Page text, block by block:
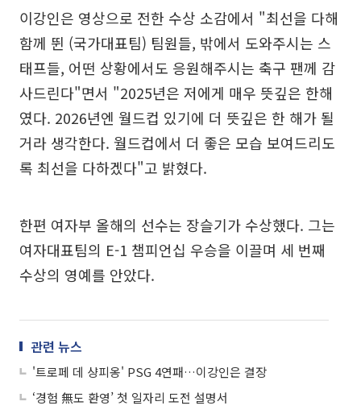
이강인은 영상으로 전한 수상 소감에서 "최선을 다해
함께 뛴 (국가대표팀) 팀원들, 밖에서 도와주시는 스
태프들, 어떤 상황에서도 응원해주시는 축구 팬께 감
사드린다"면서 "2025년은 저에게 매우 뜻깊은 한해
였다. 2026년엔 월드컵 있기에 더 뜻깊은 한 해가 될
거라 생각한다. 월드컵에서 더 좋은 모습 보여드리도
록 최선을 다하겠다"고 밝혔다.
한편 여자부 올해의 선수는 장슬기가 수상했다. 그는
여자대표팀의 E-1 챔피언십 우승을 이끌며 세 번째
수상의 영예를 안았다.
관련 뉴스
'트로페 데 샹피옹' PSG 4연패…이강인은 결장
‘경험 無도 환영’ 첫 일자리 도전 설명서